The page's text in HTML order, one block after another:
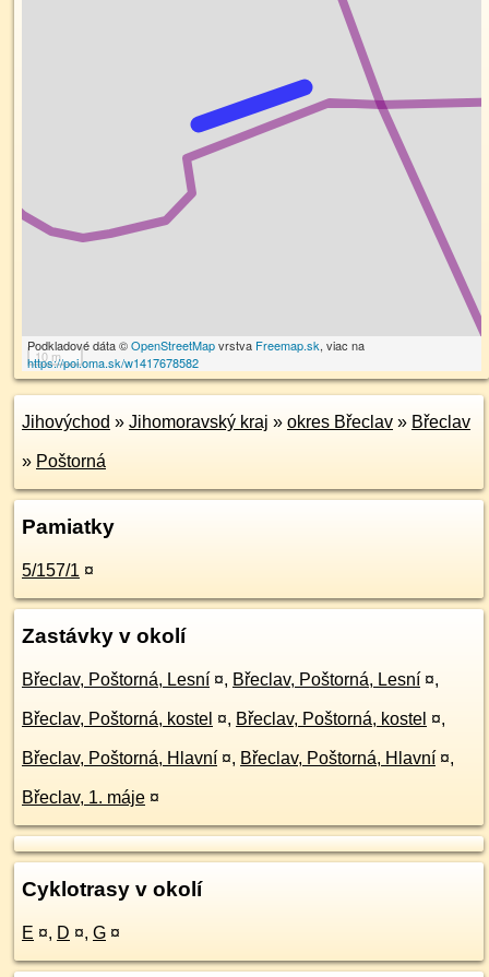
10 m
Podkladové dáta ©OpenStreetMapvrstva Freemap.sk, viac na
https://poi.oma.sk/w1417678582
Jihovýchod » Jihomoravský kraj » okres Břeclav » Břeclav
» Poštorná
Pamiatky
5/157/1 ¤
Zastávky v okolí
Břeclav, Poštorná, Lesní ¤, Břeclav, Poštorná, Lesní ¤,
Břeclav, Poštorná, kostel ¤, Břeclav, Poštorná, kostel ¤,
Břeclav, Poštorná, Hlavní ¤, Břeclav, Poštorná, Hlavní ¤,
Břeclav, 1. máje ¤
Cyklotrasy v okolí
E ¤, D ¤, G ¤